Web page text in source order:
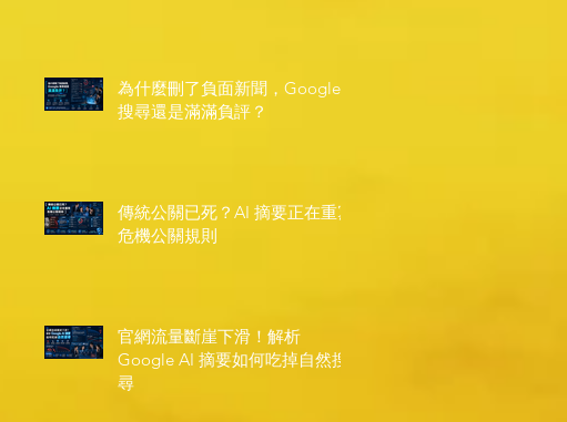
為什麼刪了負面新聞，Google
搜尋還是滿滿負評？
傳統公關已死？AI 摘要正在重寫
危機公關規則
官網流量斷崖下滑！解析
Google AI 摘要如何吃掉自然搜
尋